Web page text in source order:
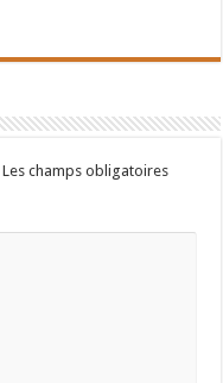
Les champs obligatoires